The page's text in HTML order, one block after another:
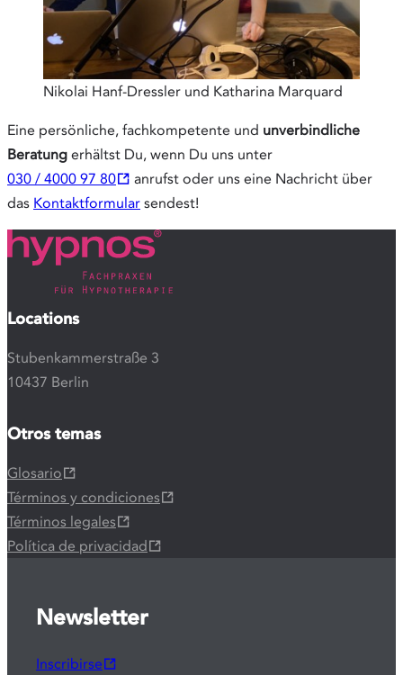
Nikolai Hanf-Dressler und Katharina Marquard
Eine persönliche, fachkompetente und unverbindliche
Beratung erhältst Du, wenn Du uns unter
030 / 4000 97 80
anrufst oder uns eine Nachricht über
das Kontaktformular sendest!
Locations
Stubenkammerstraße 3
10437 Berlin
Otros temas
Glosario
Términos y condiciones
Términos legales
Política de privacidad
Newsletter
Inscribirse